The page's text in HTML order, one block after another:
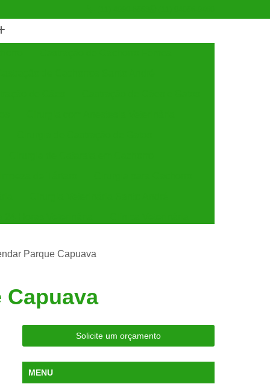
Gatos
Clínica Veterinária Mais Próxima
Clínica Veterinária São Caetano
para Silvestres
para Animais Silvestres
Consulta para Animais Silvestres
Parque Capuava
Capuava
Solicite um orçamento
MENU